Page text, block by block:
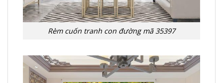
Rèm cuốn tranh con đường mã 35397